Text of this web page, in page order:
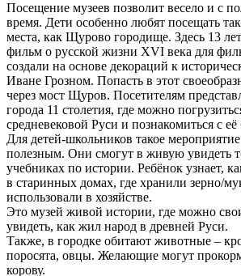
Посещение музеев позволит весело и с
время. Дети особенно любят посещать
места, как Щурово городище. Здесь 13
фильм о русской жизни XVI века для
создали на основе декораций к
Иване Грозном. Попасть в этот
через мост Щуров. Посетителям
города 11 столетия, где можно
средневековой Руси и познакомиться с
Для детей-школьников такое
полезным. Они смогут в живую увидеть
учебниках по истории. Ребёнок узнает,
в старинных домах, где хранили зерно/
использовали в хозяйстве.
Это музей живой истории, где можно
увидеть, как жил народ в древней Руси.
Также, в городке обитают животные –
поросята, овцы. Желающие могут
корову.